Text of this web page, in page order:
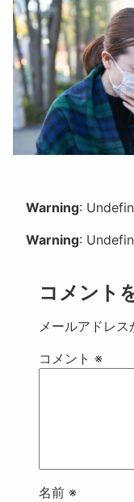
Warning:
Warning:
コメント
メールアドレス
コメント ※
名前 ※